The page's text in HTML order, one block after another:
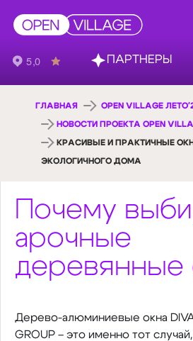
ГЛАВНАЯ OPEN VILLAGE
НОВОСТИ ПРОЕКТА OPEN
КРАСИВЫЕ И ПРАКТИЧНЫЕ
ЭКОЛОГИЧНОГО ДОМА
Почему
арочные
деревянные
Дерево-алюминиевые окна DIVA
GROUP – это именно тот